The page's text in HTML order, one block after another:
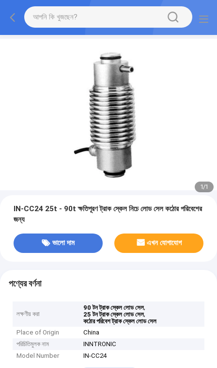
1/1
IN-CC24 25t - 90t ক্ষতিপূরণ ট্রাক স্কেল নিচে লোড সেল কঠোর পরিবেশের
জন্য
ভালো দাম এখন যোগাযোগ
পণ্যের বর্ণনা
লক্ষণীয় করা
90 টন ট্রাক স্কেল লোড সেল,
25 টন ট্রাক স্কেল লোড সেল,
কঠোর পরিবেশ ট্রাক স্কেল লোড সেল
Place of Origin
China
পরিচিতিমুলক নাম
INNTRONIC
Model Number
IN-CC24